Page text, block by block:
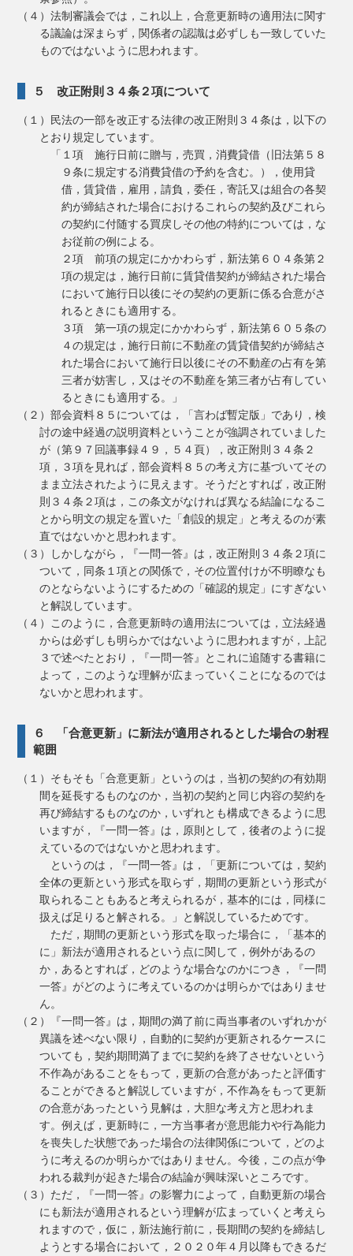
（４）法制審議会では，これ以上，合意更新時の適用法に関す
る議論は深まらず，関係者の認識は必ずしも一致していた
ものではないように思われます。
５ 改正附則３４条２項について
（１）民法の一部を改正する法律の改正附則３４条は，以下の
とおり規定しています。
「１項 施行日前に贈与，売買，消費貸借（旧法第５８
９条に規定する消費貸借の予約を含む。），使用貸
借，賃貸借，雇用，請負，委任，寄託又は組合の各契
約が締結された場合におけるこれらの契約及びこれら
の契約に付随する買戻しその他の特約については，な
お従前の例による。
２項 前項の規定にかかわらず，新法第６０４条第２
項の規定は，施行日前に賃貸借契約が締結された場合
において施行日以後にその契約の更新に係る合意がさ
れるときにも適用する。
３項 第一項の規定にかかわらず，新法第６０５条の
４の規定は，施行日前に不動産の賃貸借契約が締結さ
れた場合において施行日以後にその不動産の占有を第
三者が妨害し，又はその不動産を第三者が占有してい
るときにも適用する。」
（２）部会資料８５については，「言わば暫定版」であり，検
討の途中経過の説明資料ということが強調されていました
が（第９７回議事録４９，５４頁），改正附則３４条２
項，３項を見れば，部会資料８５の考え方に基づいてその
まま立法されたように見えます。そうだとすれば，改正附
則３４条２項は，この条文がなければ異なる結論になるこ
とから明文の規定を置いた「創設的規定」と考えるのが素
直ではないかと思われます。
（３）しかしながら，『一問一答』は，改正附則３４条２項に
ついて，同条１項との関係で，その位置付けが不明瞭なも
のとならないようにするための「確認的規定」にすぎない
と解説しています。
（４）このように，合意更新時の適用法については，立法経過
からは必ずしも明らかではないように思われますが，上記
３で述べたとおり，『一問一答』とこれに追随する書籍に
よって，このような理解が広まっていくことになるのでは
ないかと思われます。
６ 「合意更新」に新法が適用されるとした場合の射程
範囲
（１）そもそも「合意更新」というのは，当初の契約の有効期
間を延長するものなのか，当初の契約と同じ内容の契約を
再び締結するものなのか，いずれとも構成できるように思
いますが，『一問一答』は，原則として，後者のように捉
えているのではないかと思われます。
というのは，『一問一答』は，「更新については，契約
全体の更新という形式を取らず，期間の更新という形式が
取られることもあると考えられるが，基本的には，同様に
扱えば足りると解される。」と解説しているためです。
ただ，期間の更新という形式を取った場合に，「基本的
に」新法が適用されるという点に関して，例外があるの
か，あるとすれば，どのような場合なのかにつき，『一問
一答』がどのように考えているのかは明らかではありませ
ん。
（２）『一問一答』は，期間の満了前に両当事者のいずれかが
異議を述べない限り，自動的に契約が更新されるケースに
ついても，契約期間満了までに契約を終了させないという
不作為があることをもって，更新の合意があったと評価す
ることができると解説していますが，不作為をもって更新
の合意があったという見解は，大胆な考え方と思われま
す。例えば，更新時に，一方当事者が意思能力や行為能力
を喪失した状態であった場合の法律関係について，どのよ
うに考えるのか明らかではありません。今後，この点が争
われる裁判が起きた場合の結論が興味深いところです。
（３）ただ，『一問一答』の影響力によって，自動更新の場合
にも新法が適用されるという理解が広まっていくと考えら
れますので，仮に，新法施行前に，長期間の契約を締結し
ようとする場合において，２０２０年４月以降もできるだ